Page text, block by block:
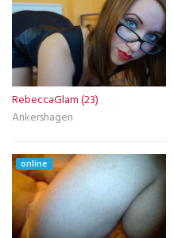
RebeccaGlam (23)
Ankershagen
online